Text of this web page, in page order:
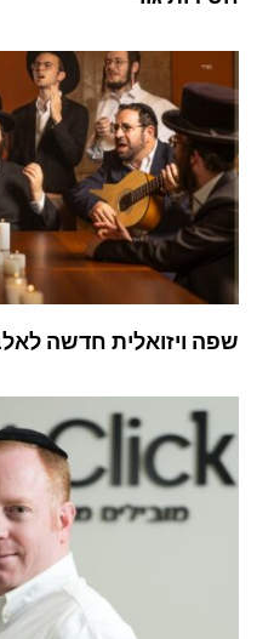
שפה ויזואלית חדשה